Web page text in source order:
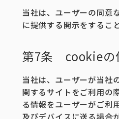
当社は、ユーザーの同意
に提供する開示をするこ
第7条 cookieの
当社は、ユーザーが当社
関するサイトをご利用の
る情報をユーザーがご利
及びデバイスに送る場合